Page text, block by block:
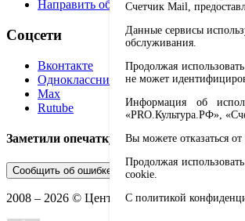
Направить обращение директору
Соцсети
Вконтакте
Одноклассники
Max
Rutube
Заметили опечатку? Выделите текст с
Сообщить об ошибке
2008 – 2026 © Централизованная
Счетчик Mail,
Данные сервисы
обслуживания.
Продолжая
не может
Информация об
«PRO.Культура.РФ»,
Вы можете отказаться
Продолжая
cookie.
С политикой